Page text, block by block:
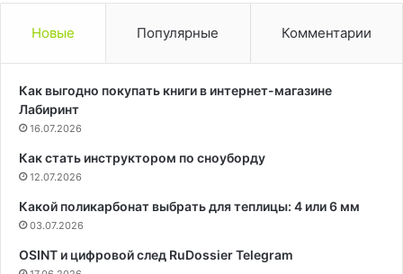
Новые Популярные Комментарии
Как выгодно покупать книги в интернет-магазине
Лабиринт
16.07.2026
Как стать инструктором по сноуборду
12.07.2026
Какой поликарбонат выбрать для теплицы: 4 или 6 мм
03.07.2026
OSINT и цифровой след RuDossier Telegram